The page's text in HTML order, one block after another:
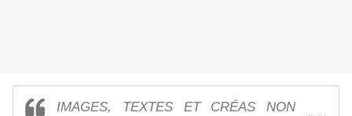
IMAGES, TEXTES ET CRÉAS NON